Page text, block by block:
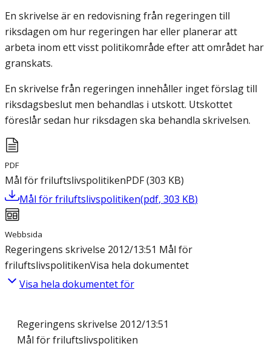
En skrivelse är en redovisning från regeringen till
riksdagen om hur regeringen har eller planerar att
arbeta inom ett visst politikområde efter att området har
granskats.
En skrivelse från regeringen innehåller inget förslag till
riksdagsbeslut men behandlas i utskott. Utskottet
föreslår sedan hur riksdagen ska behandla skrivelsen.
PDF
Mål för friluftslivspolitikenPDF(303 KB)
Mål för friluftslivspolitiken(pdf, 303 KB)
Webbsida
Regeringens skrivelse 2012/13:51 Mål för
friluftslivspolitikenVisa hela dokumentet
Visa hela dokumentet för
Regeringens skrivelse 2012/13:51
Mål för friluftslivspolitiken